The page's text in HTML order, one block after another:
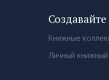
Создавайте
Книжные
Личный